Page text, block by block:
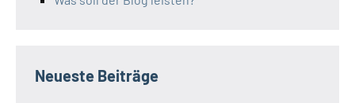
Neueste Beiträge